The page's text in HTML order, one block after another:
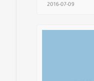
2016-07-09